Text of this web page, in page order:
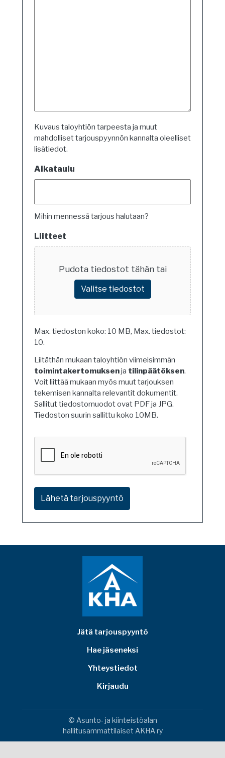
Kuvaus taloyhtiön tarpeesta ja muut
mahdolliset tarjouspyynnön kannalta oleelliset
lisätiedot.
Aikataulu
Mihin mennessä tarjous halutaan?
Liitteet
Pudota tiedostot tähän tai
Valitse tiedostot
Max. tiedoston koko: 10 MB, Max. tiedostot:
10.
Liitäthän mukaan taloyhtiön viimeisimmän
toimintakertomuksenja tilinpäätöksen.
Voit liittää mukaan myös muut tarjouksen
tekemisen kannalta relevantit dokumentit.
Sallitut tiedostomuodot ovat PDF ja JPG.
Tiedoston suurin sallittu koko 10MB.
Jätä tarjouspyyntö
Hae jäseneksi
Yhteystiedot
Kirjaudu
© Asunto- ja kiinteistöalan
hallitusammattilaiset AKHA ry